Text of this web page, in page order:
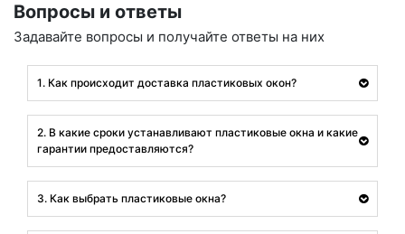
Вопросы и ответы
Задавайте вопросы и получайте ответы на них
1. Как происходит доставка пластиковых окон?
2. В какие сроки устанавливают пластиковые окна и какие
гарантии предоставляются?
3. Как выбрать пластиковые окна?